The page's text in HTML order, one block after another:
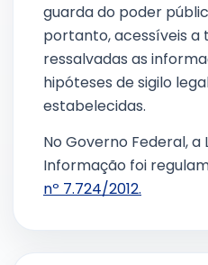
guarda do poder
portanto, acessíveis a
ressalvadas as
hipóteses de sigilo
estabelecidas.
No Governo Federal, a
Informação foi
nº 7.724/2012.